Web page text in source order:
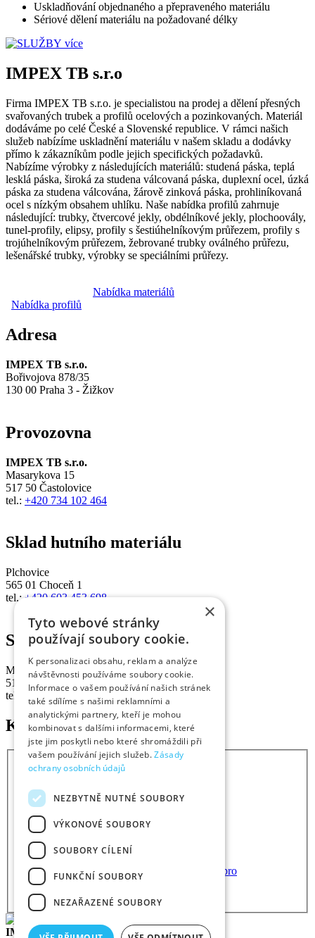
Uskladňování objednaného a přepraveného materiálu
Sériové dělení materiálu na požadované délky
více
IMPEX TB s.r.o
Firma IMPEX TB s.r.o. je specialistou na prodej a dělení přesných
svařovaných trubek a profilů ocelových a pozinkovaných. Materiál
dodáváme po celé České a Slovenské republice. V rámci našich
služeb nabízíme uskladnění materiálu v našem skladu a dodávky
přímo k zákazníkům podle jejich specifických požadavků.
Nabízíme výrobky z následujících materiálů: studená páska, teplá
lesklá páska, široká za studena válcovaná páska, duplexní ocel, úzká
páska za studena válcována, žárově zinková páska, prohliníkovaná
ocel s nízkým obsahem uhlíku. Naše nabídka profilů zahrnuje
následující: trubky, čtvercové jekly, obdélníkové jekly, plochoovály,
tunel-profily, elipsy, profily s šestiúhelníkovým průřezem, profily s
trojúhelníkovým průřezem, žebrované trubky oválného průřezu,
lešenářské trubky, výrobky se speciálními průřezy.
Nabídka materiálů
Nabídka profilů
Adresa
IMPEX TB s.r.o.
Bořivojova 878/35
130 00 Praha 3 - Žižkov
Provozovna
IMPEX TB s.r.o.
Masarykova 15
517 50 Častolovice
tel.: +420 734 102 464
Sklad hutního materiálu
Plchovice
565 01 Choceň 1
tel.: +420 603 453 698
Sklad a dělící centrum
Mostecká 24
517 21 Týniště nad Orlicí
tel.:
+420 605 256 193
Kontaktní formulář
Jméno
Email*
Telefon
Vaše zpráva
Souhlasím se zpracováním osobních údajů pro
marketingové účely.
Odeslat
IMPEX TB s.r.o.
×
Tyto webové stránky
používají soubory cookie.
K personalizaci obsahu, reklam a analýze
návštěvnosti používáme soubory cookie.
Informace o vašem používání našich stránek
také sdílíme s našimi reklamními a
analytickými partnery, kteří je mohou
kombinovat s dalšími informacemi, které
jste jim poskytli nebo které shromáždili při
vašem používání jejich služeb.Zásady
ochrany osobních údajů
NEZBYTNĚ NUTNÉ SOUBORY
VÝKONOVÉ SOUBORY
SOUBORY CÍLENÍ
FUNKČNÍ SOUBORY
NEZAŘAZENÉ SOUBORY